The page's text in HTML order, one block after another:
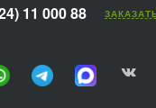
11 000 88